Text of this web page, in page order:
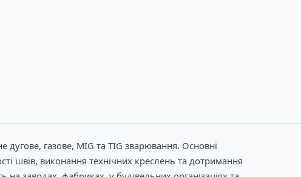
газове, MIG та TIG зварювання. Основні
швів, виконання технічних креслень та дотримання